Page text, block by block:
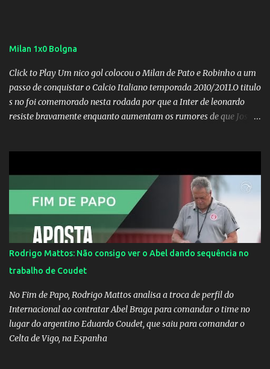
Milan 1x0 Bolgna
Click to Play Um nico gol colocou o Milan de Pato e Robinho a um
passo de conquistar o Calcio Italiano temporada 2010/2011.O titulo
s no foi comemorado nesta rodada por que a Inter de leonardo
resiste bravamente enquanto aumentam os rumores de que Jos
Rodrigo Mattos: Não consigo ver o Abel dando sequência no
trabalho de Coudet
No Fim de Papo, Rodrigo Mattos analisa a troca de perfil do
Internacional ao contratar Abel Braga para comandar o time no
lugar do argentino Eduardo Coudet, que saiu para comandar o
Celta de Vigo, na Espanha